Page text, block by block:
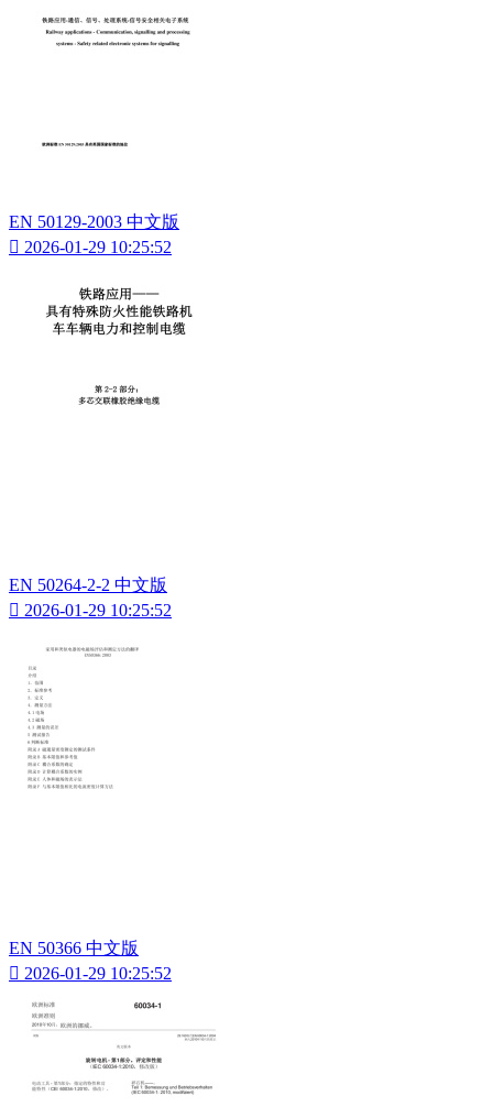
EN 50129-2003 中文版
 2026-01-29 10:25:52
EN 50264-2-2 中文版
 2026-01-29 10:25:52
EN 50366 中文版
 2026-01-29 10:25:52